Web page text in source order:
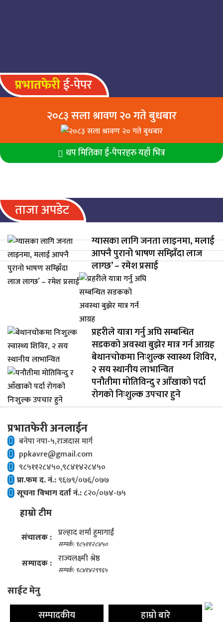
प्रभातफेरीई-पेपर
२०८३ सला श्रावण २० गते बुधबार
थप मितिका ई-पेपरहरु यहाँ भित्र
ताजा अपडेट
ग्यासका लागि जनता लाइनमा, मलाई
आफ्नै पुरानो भाषण सम्झिँदा लाज
लाग्छ’ – रमेश प्रसाई
प्रहरीले यात्रा गर्नु अघि सम्बन्धित
सडकको अवस्था बुझेर मात्र गर्न आग्रह
बेथानचोकमा निःशुल्क स्वास्थ्य शिविर,
२ सय स्थानीय लाभान्वित
पनौतीमा मोतिविन्दु र आँखाको पर्दा
रोगको निःशुल्क उपचार हुने
प्रभातफेरी अनलाईन
बनेपा नपा-५,राजदास मार्ग
ppkavre@gmail.com
९८५११२८४५०,९८४१४२८४५०
प्रा.फम द. नं.:९६७९/०७६/०७७
सूचना विभाग दर्ता नं.:८२०/०७४-७५
हाम्रो टीम
संचालक : प्रल्हाद शर्मा हुमागाईं
सम्पर्क: ९८५११२८४५०
सम्पादक : राज्यलक्ष्मी श्रेष्ठ
सम्पर्क: ९८४१४२९९६५
साईट मेनु
सम्पादकीय हाम्रो बारे